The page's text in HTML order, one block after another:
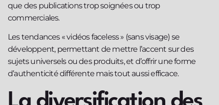
que des publications trop soignées ou trop
commerciales.
Les tendances « vidéos faceless » (sans visage) se
développent, permettant de mettre l’accent sur des
sujets universels ou des produits, et d’offrir une forme
d’authenticité différente mais tout aussi efficace.